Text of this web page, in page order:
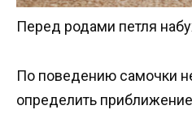
Перед родами петля
По поведению самочки
определить